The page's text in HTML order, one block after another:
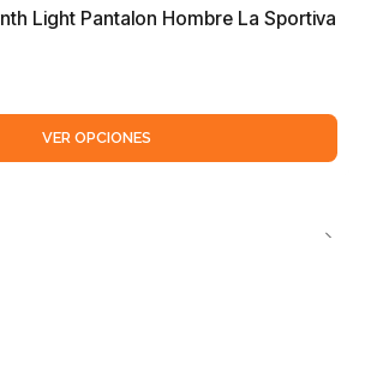
Light Pantalon Hombre La Sportiva
VER OPCIONES